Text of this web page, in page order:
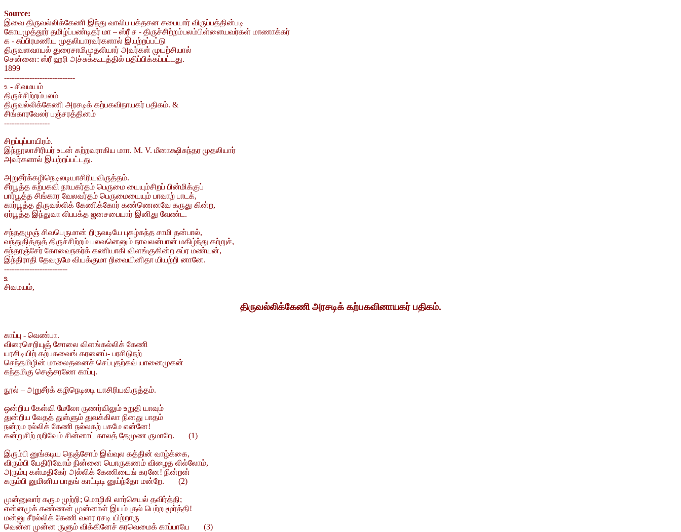
Source:
இவை திருவல்லிக்கேணி இந்து வாலிப பக்தசன சபையார் விருப்பத்தின்படி
கோயமுத்தூர் தமிழ்ப்பண்டிதர் மா – ஸ்ரீ ச - திருச்சிற்றம்பலம்பிள்ளையவர்கள் மாணாக்கர்
க - சுப்பிரமணிய முதலியாரவர்களால் இயற்றப்பட்டு
திருவளவாயல் துரைசாமிமுதலியார் அவர்கள் முயற்சியால்
சென்னை: ஸ்ரீ ஹரி அச்சுக்கூடத்தில் பதிப்பிக்கப்பட்டது.
1899
----------------------------
உ - சிவமயம்
திருச்சிற்றம்பலம்
திருவல்லிக்கேணி அரசடிக் கற்பகவிநாயகர் பதிகம். &
சிங்காரவேலர் பஞ்சரத்தினம்
------------------
சிறப்புப்பாயிரம்.
இந்நூலாசிரியர் உடன் கற்றவராகிய மாா. M. V. மீனாக்ஷிசுந்தர முதலியார்
அவர்களால் இயற்றப்பட்டது.
அறுசீர்க்கழிநெடிலடியாசிரியவிருத்தம்.
சீர்பூத்த கற்பகவி நாயகர்தம் பெருமை யையும்சிறப் பின்மிக்குப்
பார்பூத்த சிங்கார வேலவர்தம் பெருமையையும் பாவாற் பாடக்,
கார்பூத்த திருவல்லிக் கேணிக்கோர் கண்ணெனவே கருது கின்ற,
ஏர்பூத்த இந்துவா லிபபக்த ஜனசபையார் இனிது வேண்ட.
சந்ததமுஞ் சிவபெருமான் றிருவடியே புகழ்கந்த சாமி தன்பால்,
வந்துதித்துத் திருச்சிற்றம் பலவனெனும் நாவலன்பான் மகிழ்ந்து கற்றுச்,
சுந்தரஞ்சேர் கோவைநகர்க் கணியாகி விளங்குகின்ற சுப்ர மண்யன்,
இந்திராதி தேவருமே வியக்குமா றிவையினிதா யியற்றி னானே.
-------------------------
உ
சிவமயம்,
திருவல்லிக்கேணி அரசடிக் கற்பகவினாயகர் பதிகம்.
காப்பு - வெண்பா.
விரைசெறியுஞ் சோலை விளங்கல்லிக் கேணி
யரசிடியிற் கற்பகவைங் கரனைப்- பரசிடுநற்
செந்தமிழின் மாலைதனைச் செப்புதற்கவ் யானைமுகன்
கந்தமிகு செஞ்சரணே காப்பு.
நூல் – அறுசீர்க் கழிநெடிலடி யாசிரியவிருத்தம்.
ஒன்றிய கேள்வி மேலோ ருணர்விலும் உறுதி யாவும்
துன்றிய வேதத் துள்ளும் துவக்கிலா நினது பாதம்
நன்றம ரல்லிக் கேணி நல்லகற் பகமே என்னே!
கன்றுசிற் றறிவேம் சின்னாட் காலத் தேமுண ருமாறே. (1)
இரும்பி னுங்கடிய நெஞ்சோம் இவ்வுல கத்தின் வாழ்க்கை,
விரும்பி யேதிரிவோம் நின்னை யொருகணம் விழைத லில்லோம்,
அரும்பு கள்மதிகேர் அல்லிக் கேணியைங் கரனே! நின்றன்
கரும்பி னுமினிய பாதங் காட்டிடி னுய்ந்தோ மன்றே. (2)
முன்னுவார் கரும முற்றி; மொழிகி லார்செயல் தவிர்த்தி;
என்னமுக் கண்ணன் முன்னாள் இயம்புதல் பெற்ற மூர்த்தி!
மன்னு சீரல்லிக் கேணி வளர ரசடி யிற்றாரு
வென்ன முன்ன ருளும் விக்கினேச் சுரவெமைக் காப்பாயே (3)